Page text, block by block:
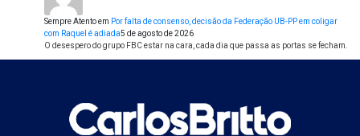
Sempre Atentoem Por falta de consenso, decisão da Federação UB-PP em coligar
com Raquel é adiada5 de agosto de 2026
O desespero do grupo FBC estar na cara, cada dia que passa as portas se fecham.